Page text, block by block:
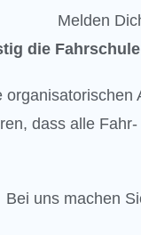
Melden
die
organisatorischen
dass alle
Bei uns machen